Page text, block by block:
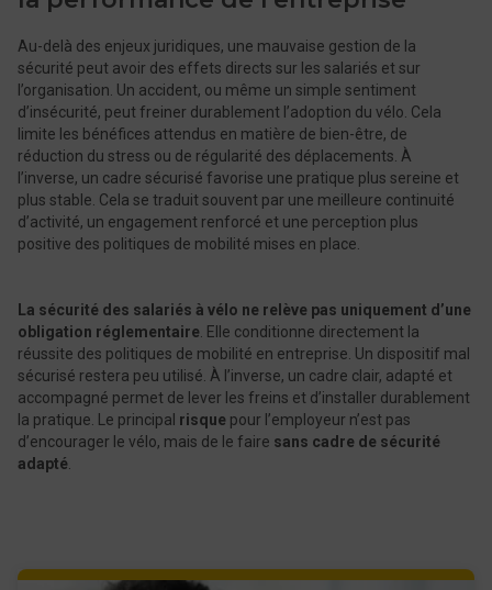
Au-delà des enjeux juridiques, une mauvaise gestion de la
sécurité peut avoir des effets directs sur les salariés et sur
l’organisation. Un accident, ou même un simple sentiment
d’insécurité, peut freiner durablement l’adoption du vélo. Cela
limite les bénéfices attendus en matière de bien-être, de
réduction du stress ou de régularité des déplacements. À
l’inverse, un cadre sécurisé favorise une pratique plus sereine et
plus stable. Cela se traduit souvent par une meilleure continuité
d’activité, un engagement renforcé et une perception plus
positive des politiques de mobilité mises en place.
La sécurité des salariés à vélo ne relève pas uniquement d’une
obligation réglementaire . Elle conditionne directement la
réussite des politiques de mobilité en entreprise. Un dispositif mal
sécurisé restera peu utilisé. À l’inverse, un cadre clair, adapté et
accompagné permet de lever les freins et d’installer durablement
la pratique. Le principal risque pour l’employeur n’est pas
d’encourager le vélo, mais de le faire sans cadre de sécurité
adapté